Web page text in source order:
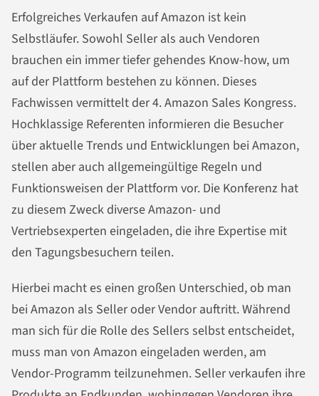
Erfolgreiches Verkaufen auf Amazon ist kein
Selbstläufer. Sowohl Seller als auch Vendoren
brauchen ein immer tiefer gehendes Know-how, um
auf der Plattform bestehen zu können. Dieses
Fachwissen vermittelt der 4. Amazon Sales Kongress.
Hochklassige Referenten informieren die Besucher
über aktuelle Trends und Entwicklungen bei Amazon,
stellen aber auch allgemeingültige Regeln und
Funktionsweisen der Plattform vor. Die Konferenz hat
zu diesem Zweck diverse Amazon- und
Vertriebsexperten eingeladen, die ihre Expertise mit
den Tagungsbesuchern teilen.
Hierbei macht es einen großen Unterschied, ob man
bei Amazon als Seller oder Vendor auftritt. Während
man sich für die Rolle des Sellers selbst entscheidet,
muss man von Amazon eingeladen werden, am
Vendor-Programm teilzunehmen. Seller verkaufen ihre